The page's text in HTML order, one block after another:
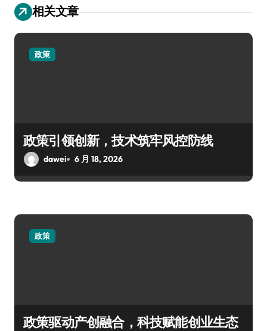
相关文章
政策
政策引领创新，技术筑牢风控防线
dawei 6 月 18, 2026
政策
政策驱动产创融合，科技赋能创业生态